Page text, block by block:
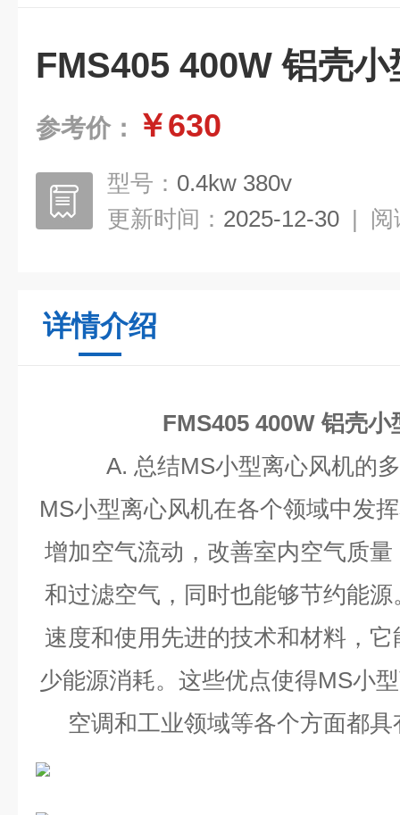
FMS405 400W 铝壳
参考价： ￥630
型号： 0.4kw 380v
更新时间： 2025-12-30 | 阅
详情介绍
FMS405 400W 铝壳小
A. 总结MS小型离心风机的
MS小型离心风机在各个领域中发
增加空气流动，改善室内空气质
和过滤空气，同时也能够节约能
速度和使用先进的技术和材料，
少能源消耗。这些优点使得MS小
空调和工业领域等各个方面都